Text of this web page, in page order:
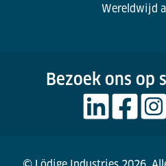
Wereldwijd
Bezoek ons op